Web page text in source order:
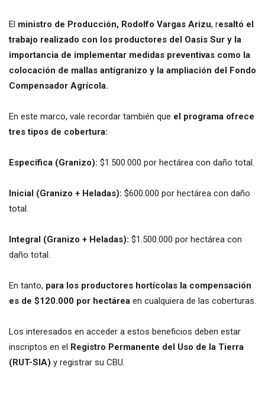
El ministro de Producción, Rodolfo Vargas Arizu, resaltó el
trabajo realizado con los productores del Oasis Sur y la
importancia de implementar medidas preventivas como la
colocación de mallas antigranizo y la ampliación del Fondo
Compensador Agrícola.
En este marco, vale recordar también que el programa ofrece
tres tipos de cobertura:
Específica (Granizo): $1.500.000 por hectárea con daño total.
Inicial (Granizo + Heladas): $600.000 por hectárea con daño
total.
Integral (Granizo + Heladas): $1.500.000 por hectárea con
daño total.
En tanto, para los productores hortícolas la compensación
es de $120.000 por hectárea en cualquiera de las coberturas.
Los interesados en acceder a estos beneficios deben estar
inscriptos en el Registro Permanente del Uso de la Tierra
(RUT-SIA) y registrar su CBU.